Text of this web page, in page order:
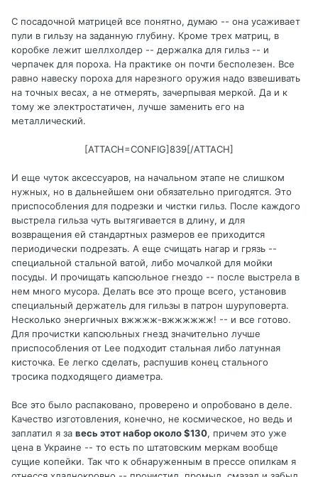
С посадочной матрицей все понятно, думаю -- она усаживает
пули в гильзу на заданную глубину. Кроме трех матриц, в
коробке лежит шеллхолдер -- держалка для гильз -- и
черпачек для пороха. На практике он почти бесполезен. Все
равно навеску пороха для нарезного оружия надо взвешивать
на точных весах, а не отмерять, зачерпывая меркой. Да и к
тому же электростатичен, лучше заменить его на
металлический.
[ATTACH=CONFIG]839[/ATTACH]
И еще чуток аксессуаров, на начальном этапе не слишком
нужных, но в дальнейшем они обязательно пригодятся. Это
приспособления для подрезки и чистки гильз. После каждого
выстрела гильза чуть вытягивается в длину, и для
возвращения ей стандартных размеров ее приходится
периодически подрезать. А еще счищать нагар и грязь --
специальной стальной ватой, либо мочалкой для мойки
посуды. И прочищать капсюльное гнездо -- после выстрела в
нем много мусора. Делать все это проще всего, установив
специальный держатель для гильзы в патрон шуруповерта.
Несколько энергичных вжжжж-вжжжжжж! -- и все готово.
Для прочистки капсюльных гнезд значительно лучше
приспособления от Lee подходит стальная либо латунная
кисточка. Ее легко сделать, распушив конец стального
тросика подходящего диаметра.
Все это было распаковано, проверено и опробовано в деле.
Качество изготовления, конечно, не космическое, но ведь и
заплатил я за весь этот набор около $130, причем это уже
цена в Украине -- то есть по штатовским меркам вообще
сущие копейки. Так что к обнаруженным в прессе опилкам я